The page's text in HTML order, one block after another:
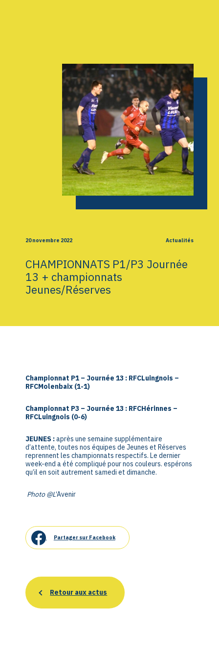
INFOS
CONTACT
20 novembre 2022 Actualités
CHAMPIONNATS P1/P3 Journée
13 + championnats
Jeunes/Réserves
Championnat P1 – Journée 13 : RFCLuingnois –
RFCMolenbaix (1-1)
Championnat P3 – Journée 13 : RFCHérinnes –
RFCLuingnois (0-6)
JEUNES :après une semaine supplémentaire
d’attente, toutes nos équipes de Jeunes et Réserves
reprennent les championnats respectifs. Le dernier
week-end a été compliqué pour nos couleurs. espérons
qu’il en soit autrement samedi et dimanche.
Photo @L‘Avenir
Partager sur Facebook
Retour aux actus